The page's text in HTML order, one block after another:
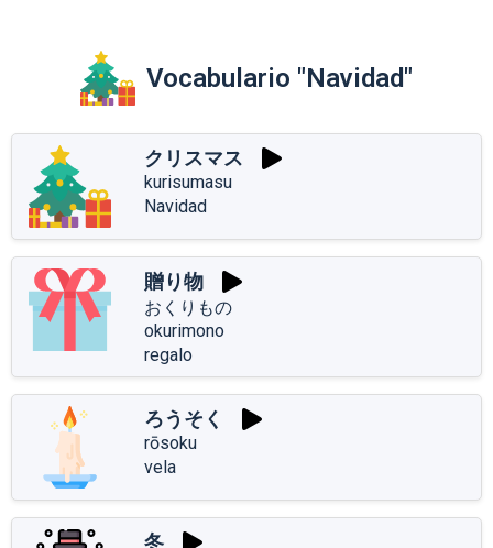
Vocabulario "Navidad"
クリスマス
kurisumasu
Navidad
贈り物
おくりもの
okurimono
regalo
ろうそく
rōsoku
vela
冬